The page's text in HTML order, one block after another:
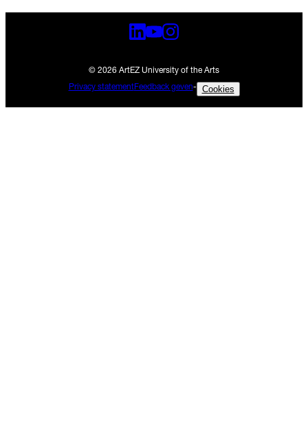
© 2026 ArtEZ University of the Arts
Privacy statementFeedback geven- Cookies